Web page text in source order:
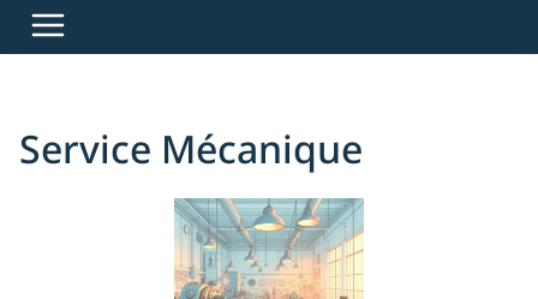
Service Mécanique